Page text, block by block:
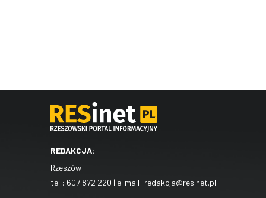
REDAKCJA:
Rzeszów
tel.: 607 872 220 | e-mail: redakcja@resinet.pl